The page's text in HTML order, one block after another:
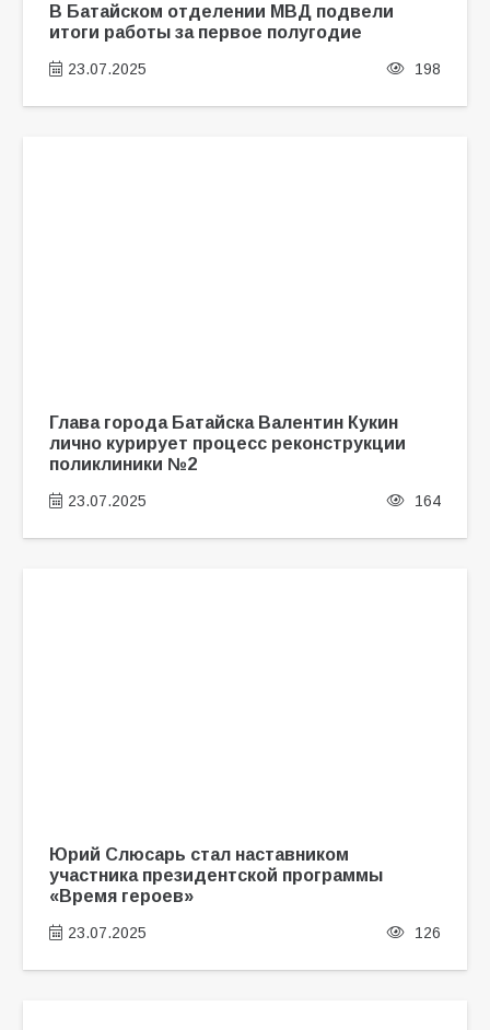
В Батайском отделении МВД подвели
итоги работы за первое полугодие
23.07.2025 198
Глава города Батайска Валентин Кукин
лично курирует процесс реконструкции
поликлиники №2
23.07.2025 164
Юрий Слюсарь стал наставником
участника президентской программы
«Время героев»
23.07.2025 126